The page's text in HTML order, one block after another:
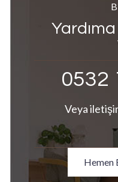
Yardıma
0532
Veya
Hemen